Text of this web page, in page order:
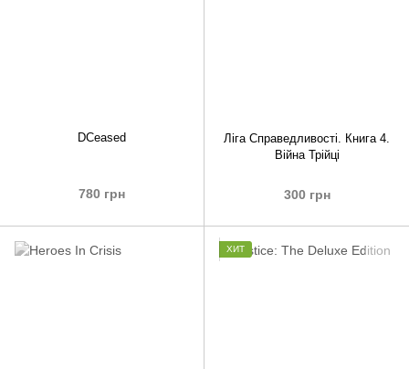
DCeased
780 грн
Ліга Справедливості. Книга 4.
Війна Трійці
300 грн
ХИТ